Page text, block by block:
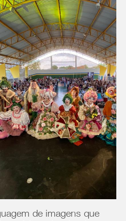
de imagens que